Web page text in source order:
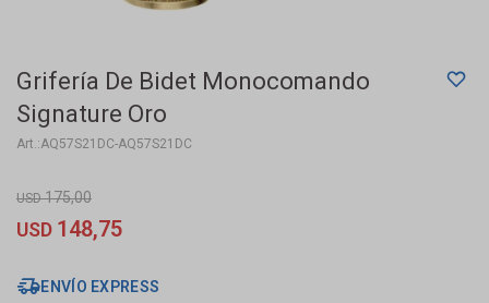
Grifería De Bidet Monocomando
Signature Oro
AQ57S21DC-AQ57S21DC
USD 148,75
USD 175,00
ENVÍO EXPRESS